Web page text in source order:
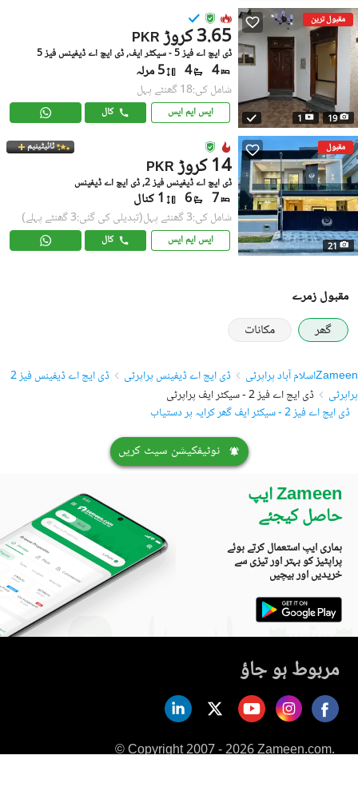
مقبول ترین
19
1
PKR 3.65 کروڑ
ڈی ایچ اے فیز 5 - سیکٹر ایف, ڈی ایچ اے ڈیفینس فیز 5
4
4 5 مرلہ
شامل کی:18 گھنٹے پہل
ایس ایم ایس کال
مقبول
21
ٹائیٹینیم
PKR 14 کروڑ
ڈی ایچ اے ڈیفینس فیز 2, ڈی ایچ اے ڈیفینس
7
6 1 کنال
شامل کی:3 گھنٹے پہل (تبدیلی کی گئی:3 گھنٹے پہلے)
ایس ایم ایس کال
مقبول زمرے
گھر
مکانات
Zameenاسلام آباد پراپرٹی ڈی ایچ اے ڈیفینس پراپرٹی
ڈی ایچ اے ڈیفینس فیز 2
پراپرٹی
ڈی ایچ اے فیز 2 - سیکٹر ایف پراپرٹی
ڈی ایچ اے فیز 2 - سیکٹر ایف گھر کرایہ پر دستیاب
نوٹیفکیشن سیٹ کریں
Zameen ایپ
حاصل کیجئے
ہماری ایپ استعمال کرتے ہوئے
پراپٹیز کو بہتر اور تیزی سے
خریدیں اور بیچیں
مربوط ہو جاؤ
© Copyright 2007 - 2026 Zameen.com.